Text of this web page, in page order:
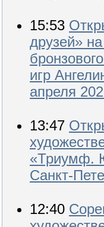
15:53
друзей»
игр
апреля
13:47
«Триумф.
Санкт-
12:40